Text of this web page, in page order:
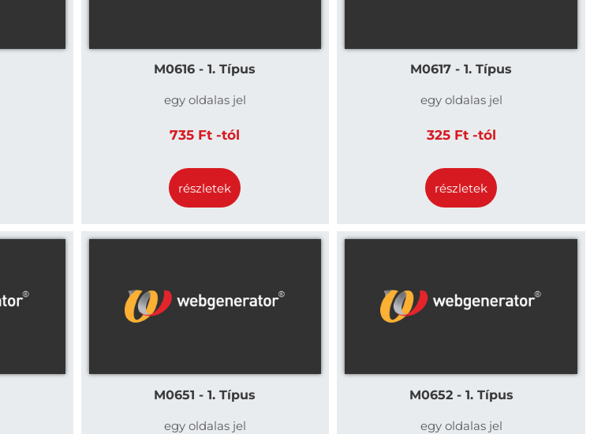
M0616 - 1. Típus
egy oldalas jel
735 Ft -tól
részletek
M0617 - 1. Típus
egy oldalas jel
325 Ft -tól
részletek
M0651 - 1. Típus
egy oldalas jel
M0652 - 1. Típus
egy oldalas jel